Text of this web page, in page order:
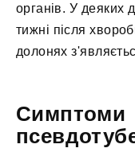
органів. У деяких
тижні після
долонях
Симптоми